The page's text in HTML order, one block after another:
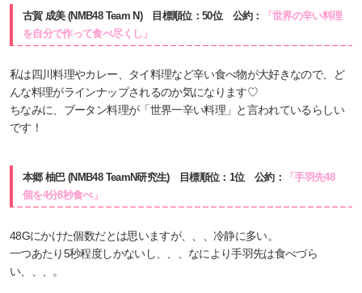
古賀 成美 (NMB48 Team N) 目標順位：50位 公約：
「世界の辛い料理
を自分で作って食べ尽くし」
私は四川料理やカレー、タイ料理など辛い食べ物が大好きなので、ど
んな料理がラインナップされるのか気になります♡
ちなみに、ブータン料理が「世界一辛い料理」と言われているらしい
です！
本郷 柚巴 (NMB48 TeamN研究生) 目標順位：1位 公約：
「手羽先48
個を4分8秒食べ」
48Gにかけた個数だとは思いますが、、、冷静に多い。
一つあたり5秒程度しかないし、、、なにより手羽先は食べづら
い、、、。